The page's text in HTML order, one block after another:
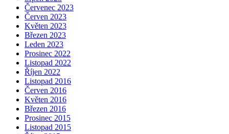
Červenec 2023
Červen 2023
Květen 2023
Březen 2023
Leden 2023
Prosinec 2022
Listopad 2022
Říjen 2022
Listopad 2016
Červen 2016
Květen 2016
Březen 2016
Prosinec 2015
Listopad 2015